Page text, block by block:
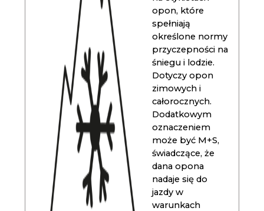
opon, które
spełniają
określone normy
przyczepności na
śniegu i lodzie.
Dotyczy opon
zimowych i
całorocznych.
Dodatkowym
oznaczeniem
może być M+S,
świadczące, że
dana opona
nadaje się do
jazdy w
warunkach